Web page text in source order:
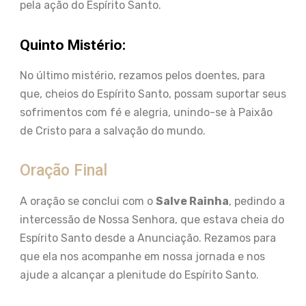
pela ação do Espírito Santo.
Quinto Mistério:
No último mistério, rezamos pelos doentes, para
que, cheios do Espírito Santo, possam suportar seus
sofrimentos com fé e alegria, unindo-se à Paixão
de Cristo para a salvação do mundo.
Oração Final
A oração se conclui com o Salve Rainha, pedindo a
intercessão de Nossa Senhora, que estava cheia do
Espírito Santo desde a Anunciação. Rezamos para
que ela nos acompanhe em nossa jornada e nos
ajude a alcançar a plenitude do Espírito Santo.